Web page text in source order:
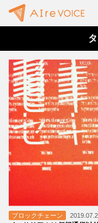
ブロックチェーン